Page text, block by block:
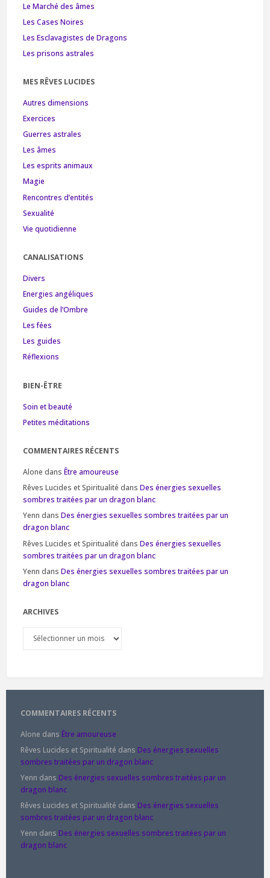
Le Marché des âmes
Les Cases Noires
Les Esclavagistes de Dragons
Les prisons astrales
MES RÊVES LUCIDES
Autres dimensions
Exercices
Guerres astrales
Les âmes
Les esprits animaux
Magie
Rencontres d’entités
Sexualité
Vie quotidienne
CANALISATIONS
Divers
Energies angéliques
Guides de l’Ombre
Les fées
Les guides
Réflexions
BIEN-ÊTRE
Soin et beauté
Petites méditations
COMMENTAIRES RÉCENTS
Alone dans Être amoureuse
Rêves Lucides et Spiritualité dans Des énergies sexuelles
sombres traitées par un dragon blanc
Yenn dans Des énergies sexuelles sombres traitées par un
dragon blanc
Rêves Lucides et Spiritualité dans Des énergies sexuelles
sombres traitées par un dragon blanc
Yenn dans Des énergies sexuelles sombres traitées par un
dragon blanc
ARCHIVES
COMMENTAIRES RÉCENTS
Alone dans Être amoureuse
Rêves Lucides et Spiritualité dans Des énergies sexuelles
sombres traitées par un dragon blanc
Yenn dans Des énergies sexuelles sombres traitées par un
dragon blanc
Rêves Lucides et Spiritualité dans Des énergies sexuelles
sombres traitées par un dragon blanc
Yenn dans Des énergies sexuelles sombres traitées par un
dragon blanc